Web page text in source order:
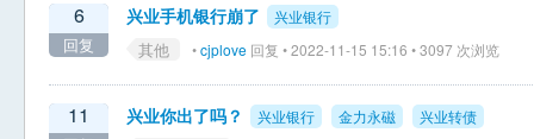
6
回复
兴业手机银行崩了 兴业银行
其他 •cjplove 回复 • 2022-11-15 15:16 • 3097 次浏览
11 兴业你出了吗？ 兴业银行 金力永磁 兴业转债